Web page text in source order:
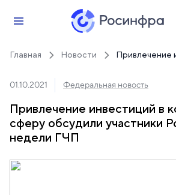
Главная Новости
01.10.2021 Федеральная новость
Привлечение инвестиций в
сферу обсудили участники
недели ГЧП